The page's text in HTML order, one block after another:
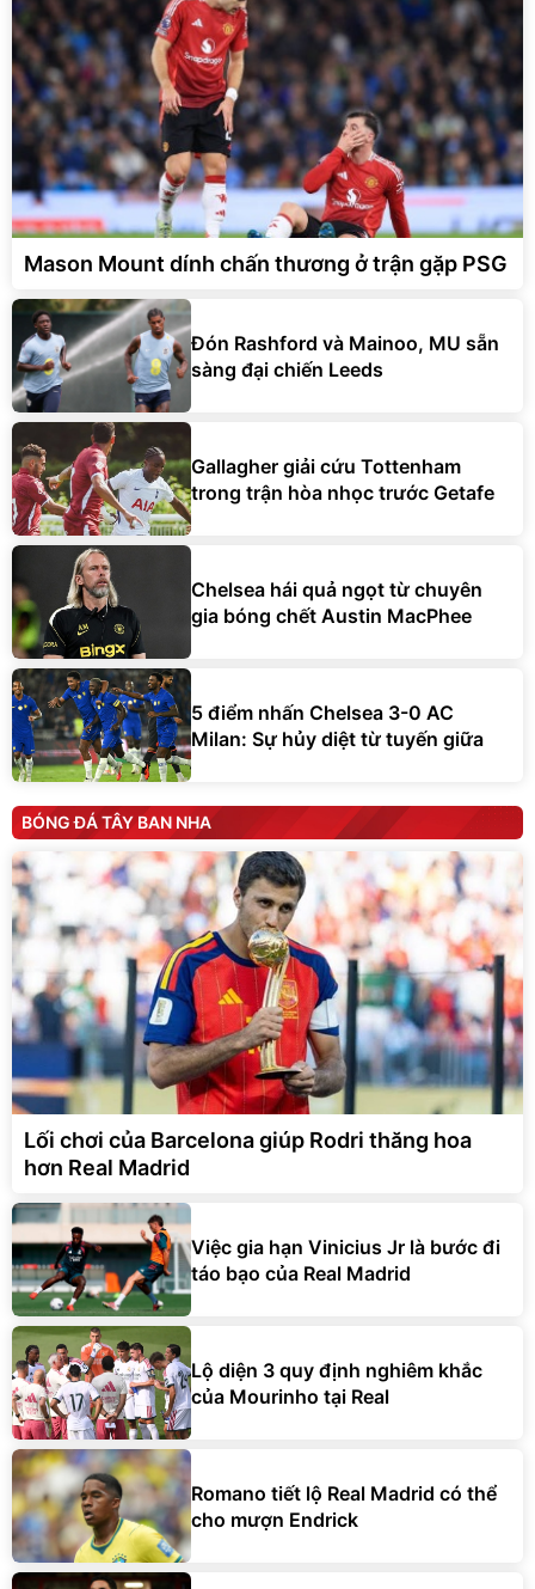
Mason Mount dính chấn thương ở trận gặp PSG
Đón Rashford và Mainoo, MU sẵn
sàng đại chiến Leeds
Gallagher giải cứu Tottenham
trong trận hòa nhọc trước Getafe
Chelsea hái quả ngọt từ chuyên
gia bóng chết Austin MacPhee
5 điểm nhấn Chelsea 3-0 AC
Milan: Sự hủy diệt từ tuyến giữa
BÓNG ĐÁ TÂY BAN NHA
Lối chơi của Barcelona giúp Rodri thăng hoa
hơn Real Madrid
Việc gia hạn Vinicius Jr là bước đi
táo bạo của Real Madrid
Lộ diện 3 quy định nghiêm khắc
của Mourinho tại Real
Romano tiết lộ Real Madrid có thể
cho mượn Endrick